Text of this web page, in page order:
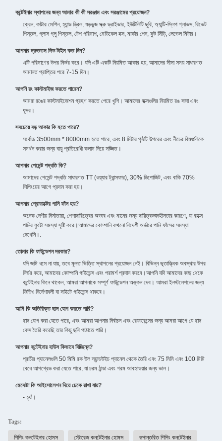
কন্টেইনার স্থাপনের জন্য আমার কী কী সরঞ্জাম এবং সরঞ্জামের প্রয়োজন?
ক্রেন, কাটার মেশিন, হ্যান্ড ড্রিল, ষড়ভুজ স্ক্রু ড্রাইভার, ইউটিলিটি ছুরি, অ্যান্টি-স্লিপ গ্লাভস, রিভেট
পিস্তল, গ্লাস গ্লু পিস্তল, টেপ পরিমাপ, মেডিকেল বক্স, মার্কার পেন, ফুট সিঁড়ি, লেভেল মিটার।
আপনার দ্রুততম লিড টাইম কত দিন?
এটি পরিমাণের উপর নির্ভর করে। যদি এটি একটি নিয়মিত আকার হয়, আমাদের সীসা সময় সাধারণত
আমানত প্রাপ্তির পরে 7-15 দিন।
আপনি রং কাস্টমাইজ করতে পারেন?
আমরা রঙের কাস্টমাইজেশন গ্রহণ করতে পেরে খুশি। আমাদের বাক্সগুলির নিয়মিত রঙ সাদা এবং
ধূসর।
সবচেয়ে বড় আকার কি হতে পারে?
সর্বোচ্চ 3500mm * 8000mm হতে পারে, এবং 8 মিটার পৃষ্ঠটি উপরের এবং নীচের বিমগুলিকে
সমর্থন করার জন্য বায়ু প্রতিরোধী কলাম দিয়ে সজ্জিত।
আপনার পেমেন্ট পদ্ধতি কি?
আমাদের পেমেন্ট পদ্ধতি সাধারণত TT (ওয়্যার ট্রান্সফার), 30% ডিপোজিট, এবং বাকি 70%
শিপিংয়ের আগে প্রদান করা হয়।
আপনার প্রোডাক্টের পানি ফাঁস হয়?
অনেক দেশীয় নির্মাতারা, পেশাদারিত্বের অভাব এবং মানের জন্য দায়িত্বজ্ঞানহীনতার কারণে, যা বাক্সে
পানির ফুটো সমস্যা সৃষ্টি করে।আমাদের কোম্পানি কখনো বিদেশী অর্ডারে পানি ফাঁসের সমস্যা
দেখেনি।.
তোমার কি ফাউন্ডেশন দরকার?
যদি জমি ধসে না যায়, তবে মূলত ভিত্তি স্থাপনের প্রয়োজন নেই। বিভিন্ন ভূতাত্ত্বিক অবস্থার উপর
নির্ভর করে, আমাদের কোম্পানি গাইডেন্স এবং পরামর্শ প্রদান করবে।আপনি যদি আমাদের কাছ থেকে
কন্টেইনার কিনে থাকেন, আমরা আপনাকে সম্পূর্ণ ফাউন্ডেশন অঙ্কন দেব। আমরা ইনস্টলেশনের জন্য
ভিডিও নির্দেশাবলী বা সাইটে গাইডেন্স থাকবে।
আমি কি অতিরিক্ত ছাদ যোগ করতে পারি?
ছাদ যোগ করা যেতে পারে, এবং আমরা আপনার নির্বাচন এবং রেফারেন্সের জন্য আমরা আগে যে ছাদ
কেস তৈরি করেছি তার কিছু ছবি পাঠাতে পারি।
আপনার কন্টেইনার হাউস কিভাবে বিচ্ছিন্ন?
প্রাচীর প্যানেলগুলি 50 মিমি রক উল স্যান্ডউইচ প্যানেল থেকে তৈরি এবং 75 মিমি এবং 100 মিমি
বেধে আপগ্রেড করা যেতে পারে, যা চরম ঠান্ডা এবং গরম আবহাওয়ার জন্য ভাল।
মেঝেটা কি আইসোলেশন দিয়ে ঢেকে রাখা যায়?
- হ্যাঁ।
Tags:
শিপিং কনটেইনার হোমস স্টোরেজ কনটেইনার হোমস রূপান্তরিত শিপিং কনটেইনার